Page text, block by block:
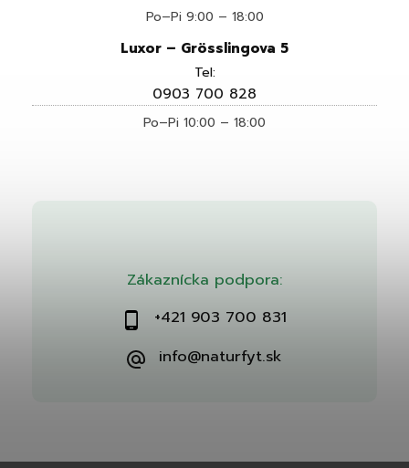
Zákaznícka podpora:
+421 903 700 831
info@naturfyt.sk
Po–Pi 9:00 – 18:00
Luxor – Grösslingova 5
Tel:
0903 700 828
Po–Pi 10:00 – 18:00